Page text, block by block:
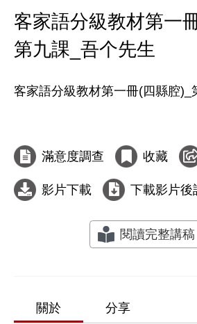
客家語分級教材第一
第九課_吾个先生
客家語分級教材第一冊(四縣腔)_
滿意度調查 收藏
影片下載 下載影片後
閱讀完整講稿
關於 分享